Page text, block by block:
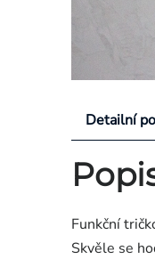
Detailní
Funkční
Skvěle se